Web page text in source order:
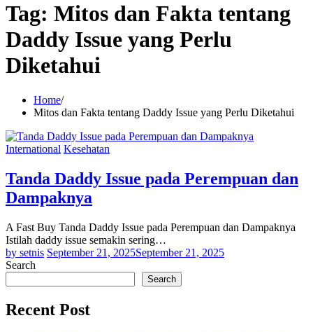
Tag: Mitos dan Fakta tentang
Daddy Issue yang Perlu
Diketahui
Home
Mitos dan Fakta tentang Daddy Issue yang Perlu Diketahui
International Kesehatan
Tanda Daddy Issue pada Perempuan dan
Dampaknya
A Fast Buy Tanda Daddy Issue pada Perempuan dan Dampaknya
Istilah daddy issue semakin sering…
by setnis September 21, 2025September 21, 2025
Search
Search
Recent Post